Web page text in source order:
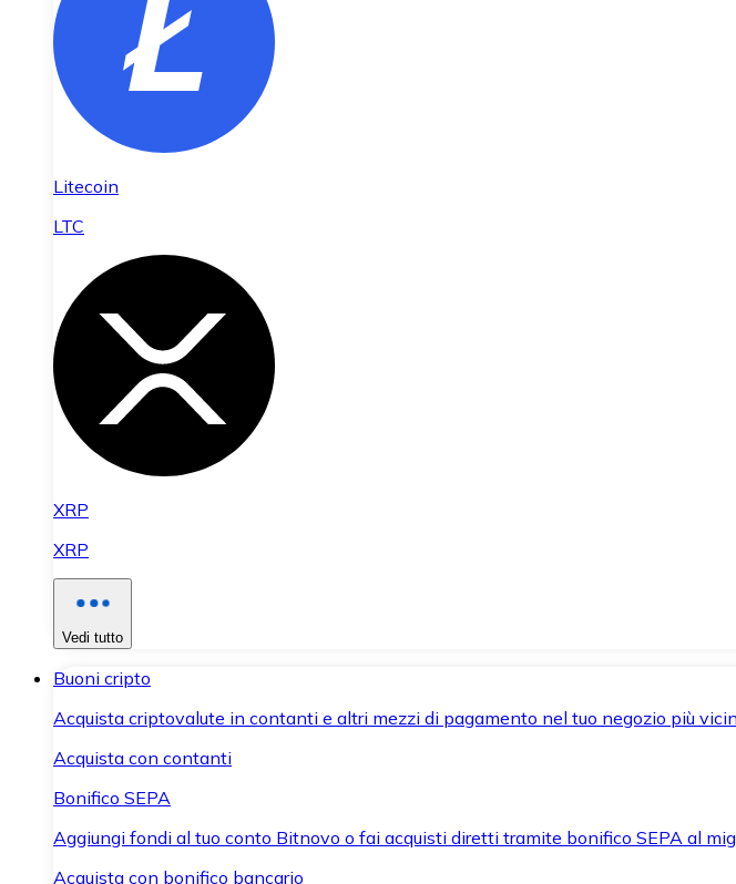
Litecoin
LTC
XRP
XRP
Vedi tutto
Buoni cripto
Acquista criptovalute in contanti e altri mezzi di pagamento nel tuo negozio più
Acquista con contanti
Bonifico SEPA
Aggiungi fondi al tuo conto Bitnovo o fai acquisti diretti tramite bonifico SEPA al
Acquista con bonifico bancario